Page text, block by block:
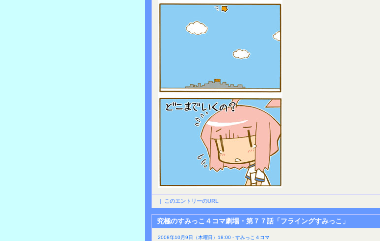
| このエントリーのURL
究極のすみっこ４コマ劇場・第７７話「フライングすみっこ」
2008年10月9日（木曜日）18:00 - すみっこ４コマ